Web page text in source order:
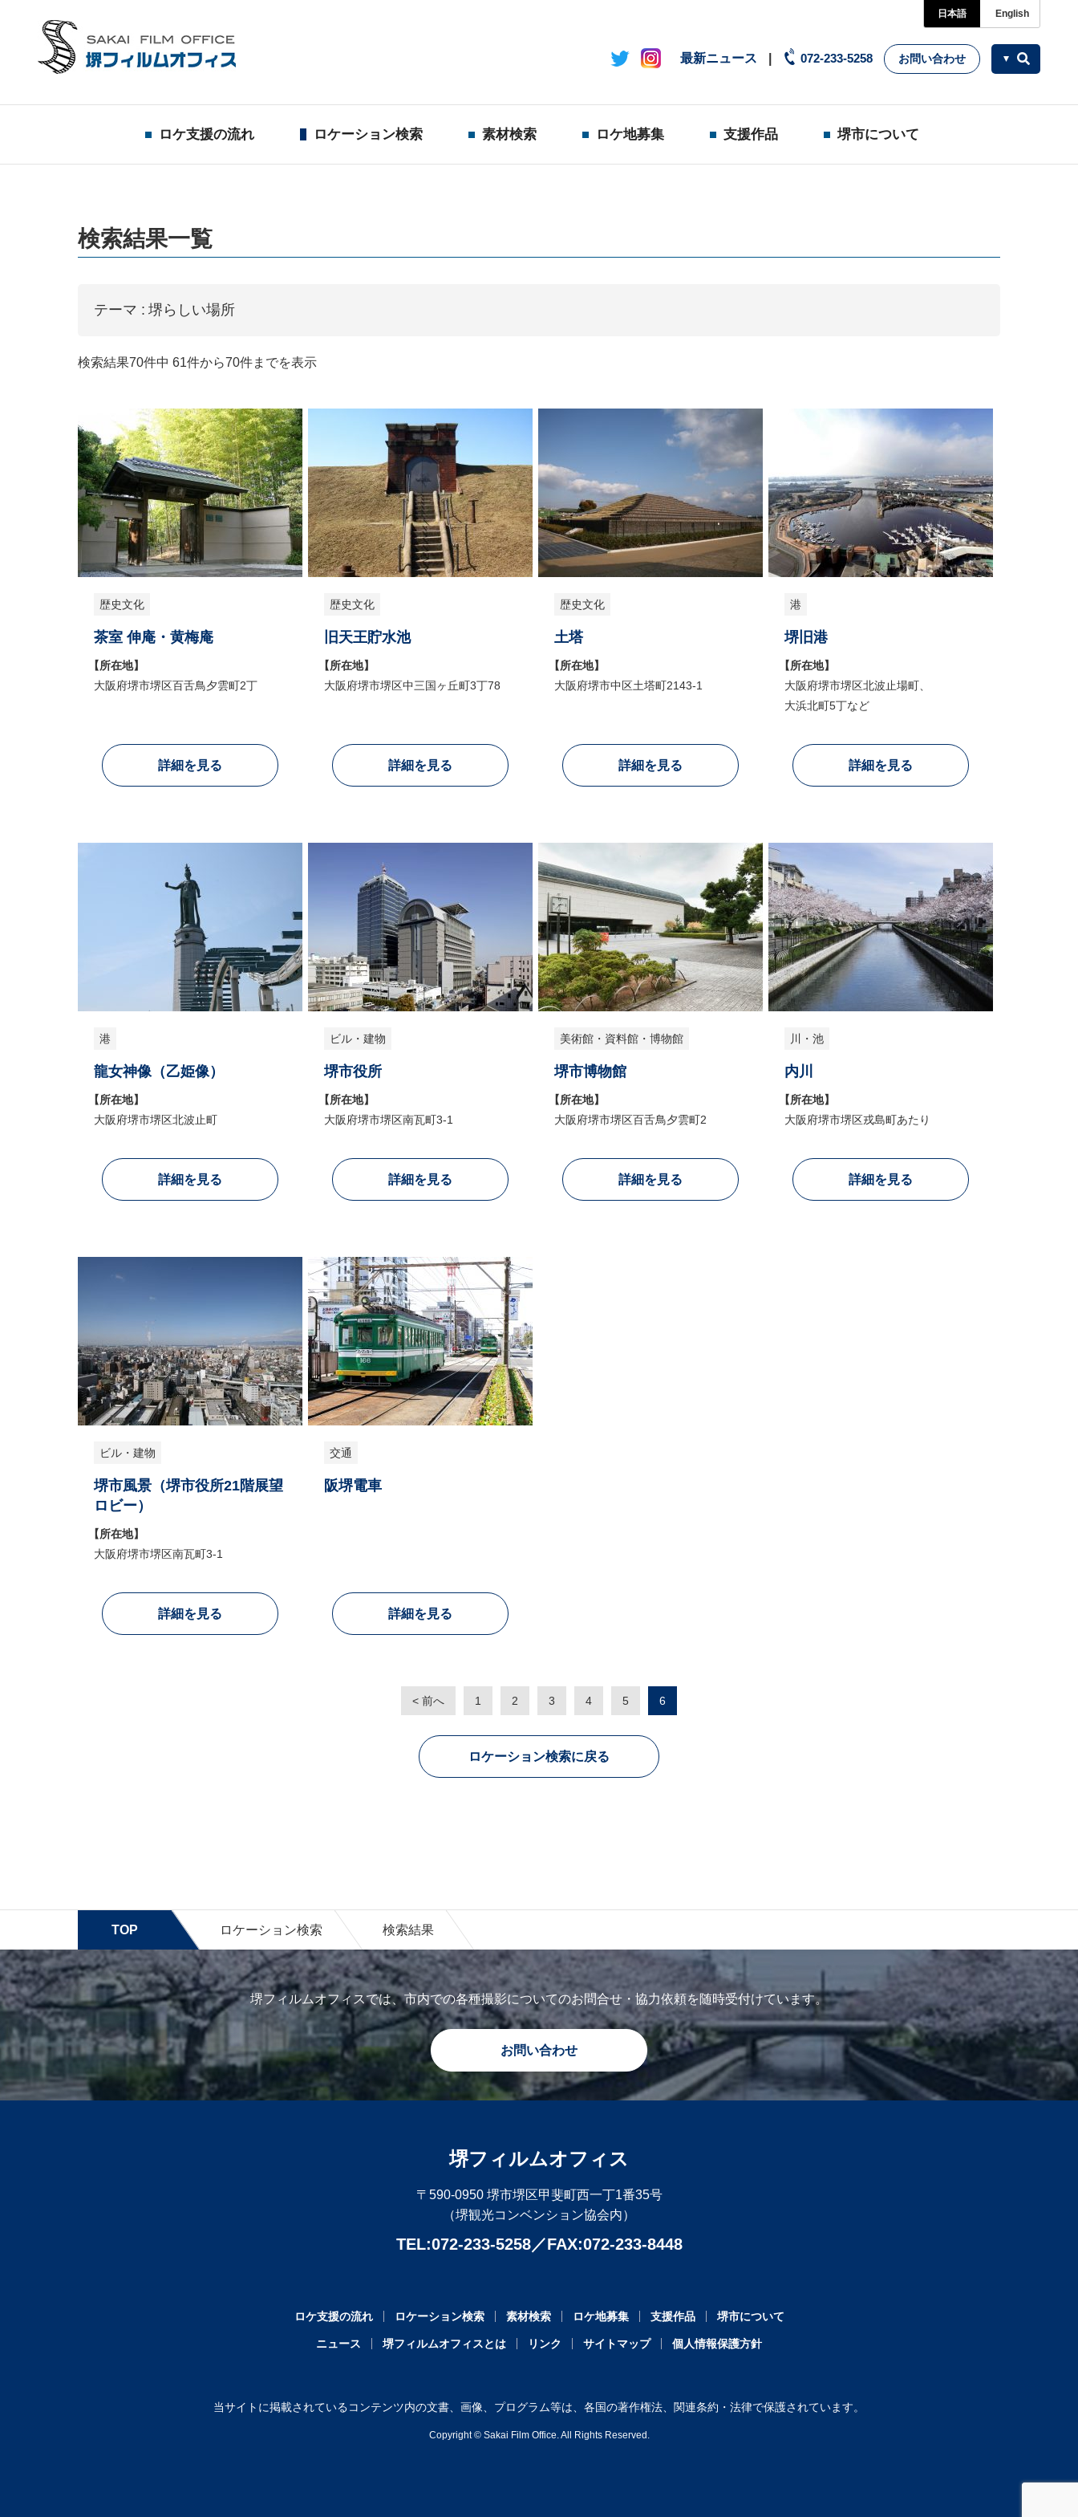
日本語 English
最新ニュース 072-233-5258 お問い合わせ
ロケ支援の流れ ロケーション検索 素材検索 ロケ地募集 支援作品 堺市について
検索結果一覧
テーマ : 堺らしい場所
検索結果70件中 61件から70件までを表示
歴史文化
茶室 伸庵・黄梅庵
【所在地】
大阪府堺市堺区百舌鳥夕雲町2丁
詳細を見る
歴史文化
旧天王貯水池
【所在地】
大阪府堺市堺区中三国ヶ丘町3丁78
詳細を見る
歴史文化
土塔
【所在地】
大阪府堺市中区土塔町2143-1
詳細を見る
港
堺旧港
【所在地】
大阪府堺市堺区北波止場町、
大浜北町5丁など
詳細を見る
港
龍女神像（乙姫像）
【所在地】
大阪府堺市堺区北波止町
詳細を見る
ビル・建物
堺市役所
【所在地】
大阪府堺市堺区南瓦町3-1
詳細を見る
美術館・資料館・博物館
堺市博物館
【所在地】
大阪府堺市堺区百舌鳥夕雲町2
詳細を見る
川・池
内川
【所在地】
大阪府堺市堺区戎島町あたり
詳細を見る
ビル・建物
堺市風景（堺市役所21階展望
ロビー）
【所在地】
大阪府堺市堺区南瓦町3-1
詳細を見る
交通
阪堺電車
詳細を見る
< 前へ 1 2 3 4 5 6
ロケーション検索に戻る
TOP ロケーション検索 検索結果
堺フィルムオフィスでは、市内での各種撮影についてのお問合せ・協力依頼を随時受付けています。
お問い合わせ
堺フィルムオフィス
〒590-0950 堺市堺区甲斐町西一丁1番35号
（堺観光コンベンション協会内）
TEL:072-233-5258 FAX:072-233-8448
ロケ支援の流れ ロケーション検索 素材検索 ロケ地募集 支援作品 堺市について
ニュース 堺フィルムオフィスとは リンク サイトマップ 個人情報保護方針
当サイトに掲載されているコンテンツ内の文書、画像、プログラム等は、各国の著作権法、関連条約・法律で保護されています。
Copyright ©︎ Sakai Film Office. All Rights Reserved.